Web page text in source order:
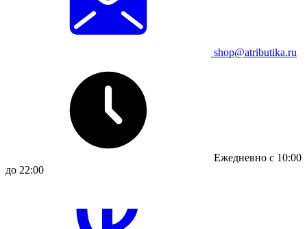
shop@atributika.ru
Ежедневно с 10:00
до 22:00